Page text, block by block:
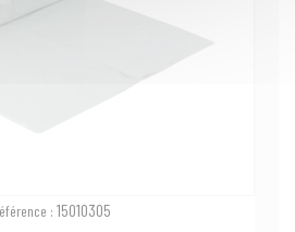
: 15010305